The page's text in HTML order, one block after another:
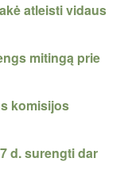
atleisti vidaus
mitingą prie
komisijos
d. surengti dar